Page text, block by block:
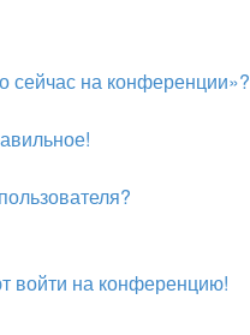
сейчас на конференции»?
войти на конференцию!